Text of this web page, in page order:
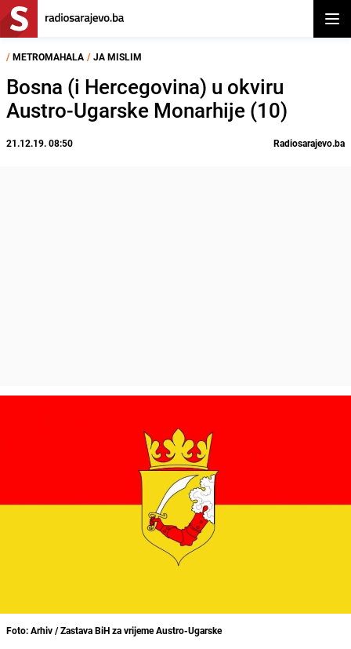
/ METROMAHALA / JA MISLIM
Bosna (i Hercegovina) u okviru
Austro-Ugarske Monarhije (10)
21.12.19. 08:50 Radiosarajevo.ba
Foto: Arhiv / Zastava BiH za vrijeme Austro-Ugarske